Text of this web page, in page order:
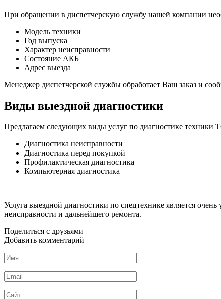
При обращении в диспетчерскую службу нашей компании
Модель техники
Год выпуска
Характер неисправности
Состояние АКБ
Адрес выезда
Менеджер диспетчерской службы обработает Ваш заказ и
Виды выездной диагностики
Предлагаем следующих виды услуг по диагностике техники
Диагностика неисправности
Диагностика перед покупкой
Профилактическая диагностика
Компьютерная диагностика
Услуга выездной диагностики по спецтехнике является
неисправности и дальнейшего ремонта.
Поделиться с друзьями
Добавить комментарий
Имя
*
Email
*
Сайт